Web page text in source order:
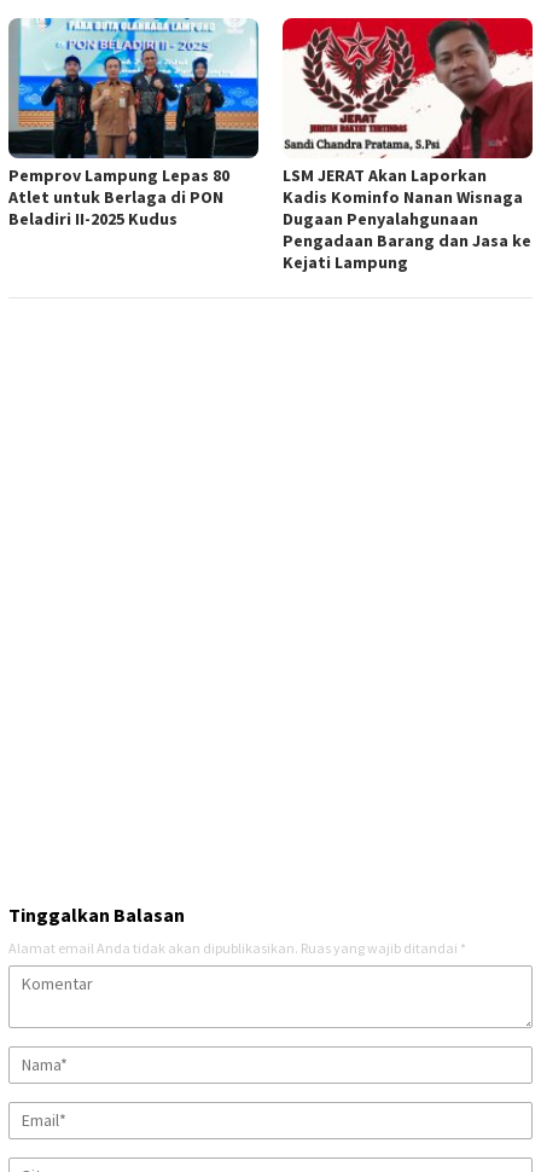
Pemprov Lampung Lepas 80
Atlet untuk Berlaga di PON
Beladiri II-2025 Kudus
LSM JERAT Akan Laporkan
Kadis Kominfo Nanan Wisnaga
Dugaan Penyalahgunaan
Pengadaan Barang dan Jasa ke
Kejati Lampung
Tinggalkan Balasan
Alamat email Anda tidak akan dipublikasikan. Ruas yang wajib ditandai *